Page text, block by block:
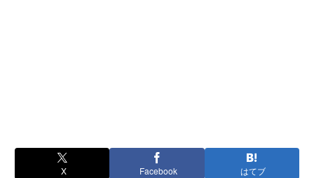
X Facebook はてブ